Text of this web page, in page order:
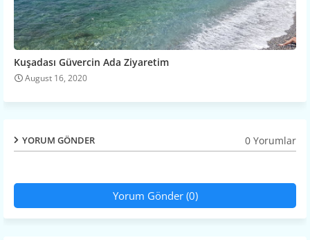
Kuşadası Güvercin Ada Ziyaretim
August 16, 2020
YORUM GÖNDER 0 Yorumlar
Yorum Gönder (0)